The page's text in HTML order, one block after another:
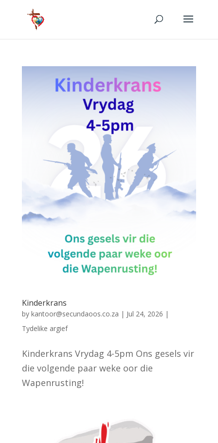
Kinderkrans
by kantoor@secundaoos.co.za | Jul 24, 2026 |
Tydelike argief
Kinderkrans Vrydag 4-5pm Ons gesels vir
die volgende paar weke oor die
Wapenrusting!